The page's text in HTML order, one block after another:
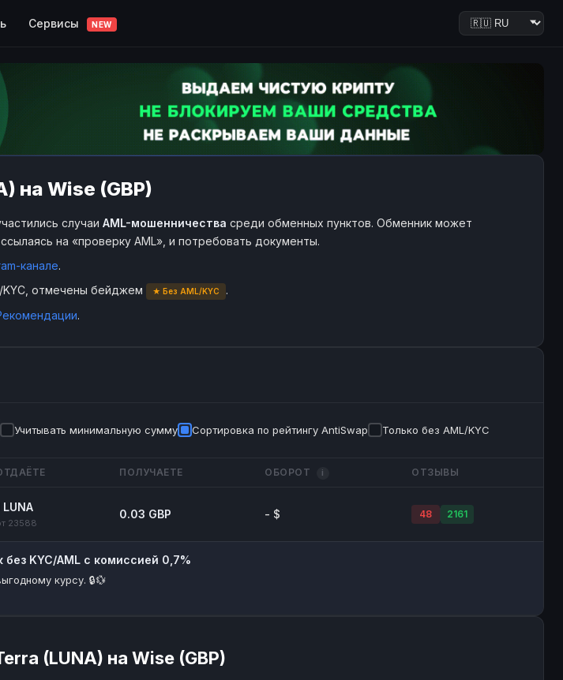
Сервисы NEW
на Wise (GBP)
случаи AML-мошенничества среди обменных пунктов. Обменник может
на «проверку AML», и потребовать документы.
канале.
отмечены бейджем
★ Без AML/KYC
.
.
Учитывать минимальную сумму Сортировка по рейтингу AntiSwap Только без AML/KYC
ПОЛУЧАЕТЕ ОБОРОТ i ОТЗЫВЫ
LUNA
23588
0.03 GBP - $ 48 2161
KYC/AML с комиссией 0,7%
курсу. 🔒💱
(LUNA) на Wise (GBP)